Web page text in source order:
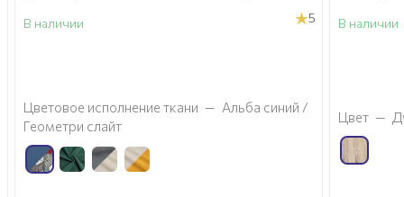
В наличии 5
Цветовое исполнение ткани — Альба синий /
Геометри слайт
В наличии
Цвет —